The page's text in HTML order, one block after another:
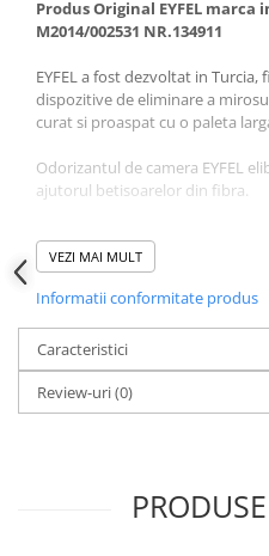
Produs Original EYFEL
M2014/002531 NR.134911
EYFEL a fost dezvoltat in
dispozitive de eliminare a
curat si proaspat cu o paleta
Odorizantul de camera EYFEL
ajutorul betisoarelor din fibra.
EYFEL iti ofera tie si familiei tale
parfumata.
Mod de folosire:
– Inlaturati capacul si scoateti
puneti capacul din nou la loc.
– Introduceti betisoarele, care
accesibila pentru copii si animale
VEZI MAI MULT
Informatii conformitate produs
Caracteristici
Review-uri(0)